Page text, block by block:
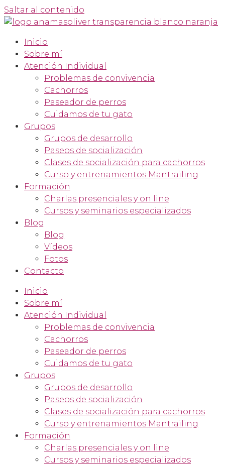
Saltar al contenido
Inicio
Sobre mí
Atención Individual
Problemas de convivencia
Cachorros
Paseador de perros
Cuidamos de tu gato
Grupos
Grupos de desarrollo
Paseos de socialización
Clases de socialización para cachorros
Curso y entrenamientos Mantrailing
Formación
Charlas presenciales y on line
Cursos y seminarios especializados
Blog
Blog
Vídeos
Fotos
Contacto
Inicio
Sobre mí
Atención Individual
Problemas de convivencia
Cachorros
Paseador de perros
Cuidamos de tu gato
Grupos
Grupos de desarrollo
Paseos de socialización
Clases de socialización para cachorros
Curso y entrenamientos Mantrailing
Formación
Charlas presenciales y on line
Cursos y seminarios especializados